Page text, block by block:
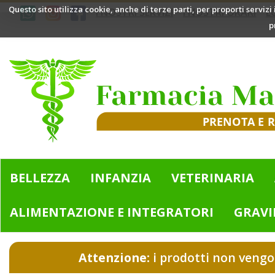
Passa
Questo sito utilizza cookie, anche di terze parti, per proporti
I NOSTRI SERVIZI I NOSTRI ORARI
Mazzini
Bologna
BELLEZZA INFANZIA VETERINARIA
ALIMENTAZIONE E INTEGRATORI
Attenzione: i prodotti non